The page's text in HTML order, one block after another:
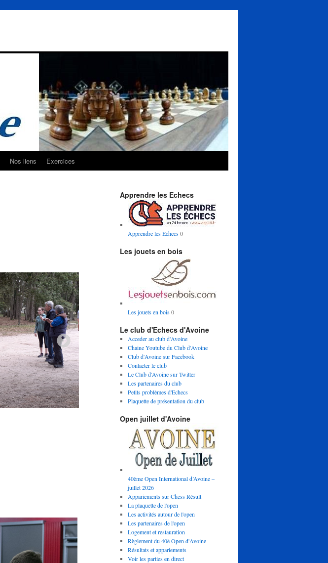
Nos liens Exercices
Apprendre les Echecs
Apprendre les Echecs0
Les jouets en bois
Les jouets en bois0
Le club d'Echecs d'Avoine
Acceder au club d'Avoine
Chaine Youtube du Club d'Avoine
Club d'Avoine sur Facebook
Contacter le club
Le Club d'Avoine sur Twitter
Les partenaires du club
Petits problèmes d'Echecs
Plaquette de présentation du club
Open juillet d'Avoine
40ème Open International d’Avoine –
juillet 2026
Appariements sur Chess Résult
La plaquette de l'open
Les activités autour de l'open
Les partenaires de l'open
Logement et restauration
Règlement du 40è Open d'Avoine
Résultats et appariements
Voir les parties en direct